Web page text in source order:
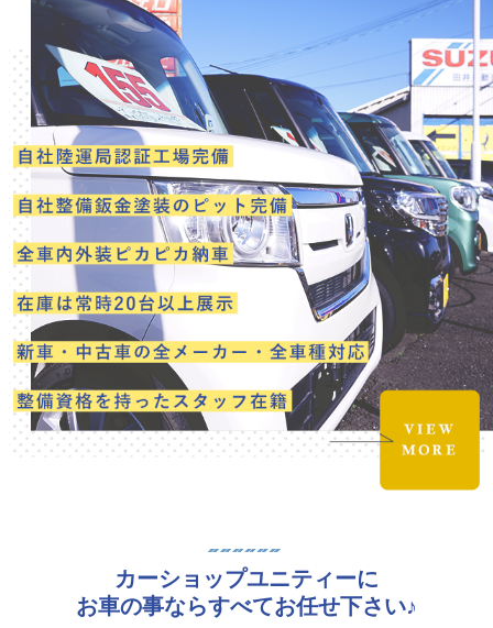
カーショップユニティーに
お車の事ならすべてお任せ下さい♪